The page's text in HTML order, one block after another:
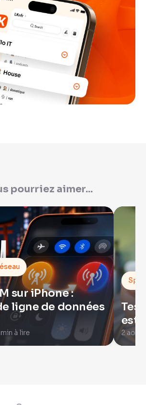
pourriez aimer...
sur iPhone :
ligne de données
à lire
est
2 août